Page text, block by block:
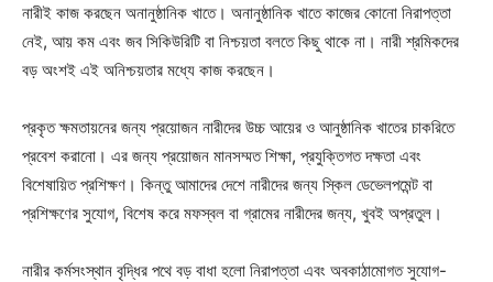
নারীই কাজ করছেন অনানুষ্ঠানিক খাতে। অনানুষ্ঠানিক খাতে কাজের কোনো নিরাপত্তা
নেই, আয় কম এবং জব সিকিউরিটি বা নিশ্চয়তা বলতে কিছু থাকে না। নারী শ্রমিকদের
বড় অংশই এই অনিশ্চয়তার মধ্যে কাজ করছেন।
প্রকৃত ক্ষমতায়নের জন্য প্রয়োজন নারীদের উচ্চ আয়ের ও আনুষ্ঠানিক খাতের চাকরিতে
প্রবেশ করানো। এর জন্য প্রয়োজন মানসম্মত শিক্ষা, প্রযুক্তিগত দক্ষতা এবং
বিশেষায়িত প্রশিক্ষণ। কিন্তু আমাদের দেশে নারীদের জন্য স্কিল ডেভেলপমেন্ট বা
প্রশিক্ষণের সুযোগ, বিশেষ করে মফস্বল বা গ্রামের নারীদের জন্য, খুবই অপ্রতুল।
নারীর কর্মসংস্থান বৃদ্ধির পথে বড় বাধা হলো নিরাপত্তা এবং অবকাঠামোগত সুযোগ-